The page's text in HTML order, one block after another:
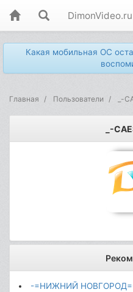
DimonVideo.ru
Какая мобильная ОС
Главная Пользователи _-
_-
-=НИЖНИЙ